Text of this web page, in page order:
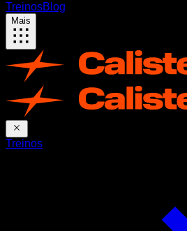
TreinosBlog
Mais
Treinos